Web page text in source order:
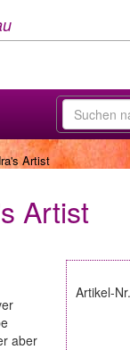
Artist
Artist
Artikel-
aber